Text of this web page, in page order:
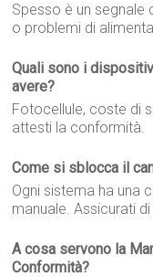
Spesso è un segnale
o problemi di
Quali sono i
avere?
Fotocellule, coste di
attesti la conformità.
Come si sblocca il
Ogni sistema ha una
manuale. Assicurati
A cosa servono la
Conformità?